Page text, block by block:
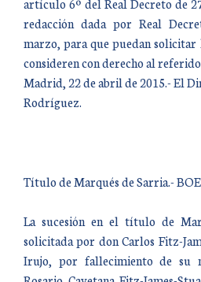
redacción dada por Real
marzo, para que puedan solicitar
consideren con derecho al
Madrid, 22 de abril de 2015.- El
Rodríguez.
Título de Marqués de Sarria.-
La sucesión en el título de
solicitada por don Carlos Fitz-
Irujo, por fallecimiento de su